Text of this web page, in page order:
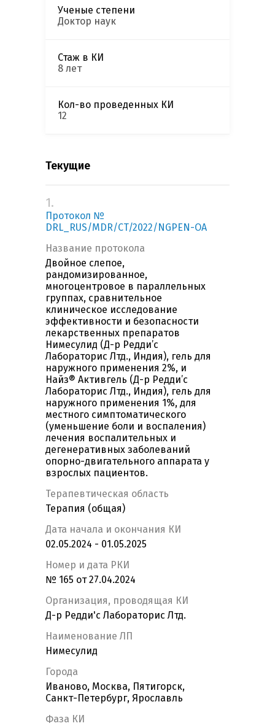
Ученые степени
Доктор наук
Стаж в КИ
8 лет
Кол-во проведенных КИ
12
Текущие
1.
Протокол №
DRL_RUS/MDR/CT/2022/NGPEN-OA
Название протокола
Двойное слепое,
рандомизированное,
многоцентровое в параллельных
группах, сравнительное
клиническое исследование
эффективности и безопасности
лекарственных препаратов
Нимесулид (Д-р Редди’с
Лабораторис Лтд., Индия), гель для
наружного применения 2%, и
Найз® Активгель (Д-р Редди’с
Лабораторис Лтд., Индия), гель для
наружного применения 1%, для
местного симптоматического
(уменьшение боли и воспаления)
лечения воспалительных и
дегенеративных заболеваний
опорно-двигательного аппарата у
взрослых пациентов.
Терапевтическая область
Терапия (общая)
Дата начала и окончания КИ
02.05.2024 - 01.05.2025
Номер и дата РКИ
№ 165 от 27.04.2024
Организация, проводящая КИ
Д-р Редди'с Лабораторис Лтд.
Наименование ЛП
Нимесулид
Города
Иваново, Москва, Пятигорск,
Санкт-Петербург, Ярославль
Фаза КИ